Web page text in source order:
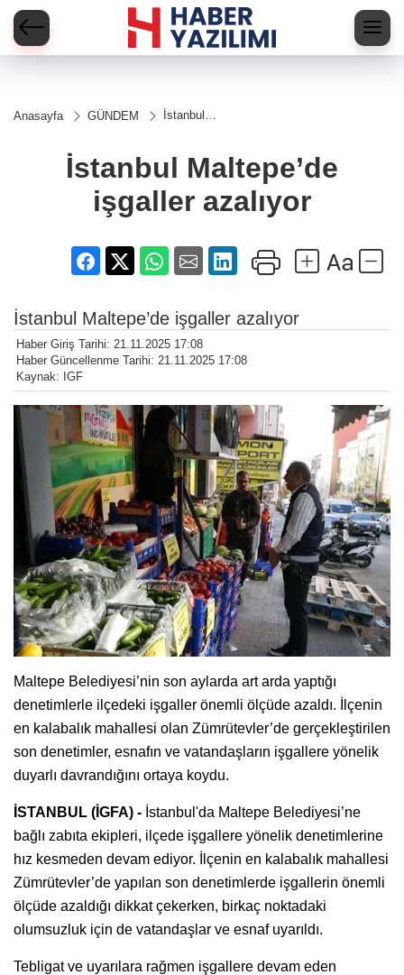
Anasayfa GÜNDEM
İstanbul
azalıyor
İstanbul Maltepe’de
işgaller azalıyor
İstanbul Maltepe’de işgaller azalıyor
Haber Giriş Tarihi: 21.11.2025 17:08
Haber Güncellenme Tarihi: 21.11.2025 17:08
Kaynak: IGF
Maltepe Belediyesi’nin son aylarda art arda yaptığı
denetimlerle ilçedeki işgaller önemli ölçüde azaldı. İlçenin
en kalabalık mahallesi olan Zümrütevler’de gerçekleştirilen
son denetimler, esnafın ve vatandaşların işgallere yönelik
duyarlı davrandığını ortaya koydu.
İSTANBUL (İGFA) - İstanbul'da Maltepe Belediyesi’ne
bağlı zabıta ekipleri, ilçede işgallere yönelik denetimlerine
hız kesmeden devam ediyor. İlçenin en kalabalık mahallesi
Zümrütevler’de yapılan son denetimlerde işgallerin önemli
ölçüde azaldığı dikkat çekerken, birkaç noktadaki
olumsuzluk için de vatandaşlar ve esnaf uyarıldı.
Tebligat ve uyarılara rağmen işgallere devam eden